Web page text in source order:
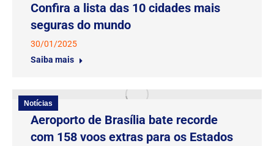
Confira a lista das 10 cidades mais
seguras do mundo
30/01/2025
Saiba mais
Notícias
Aeroporto de Brasília bate recorde
com 158 voos extras para os Estados